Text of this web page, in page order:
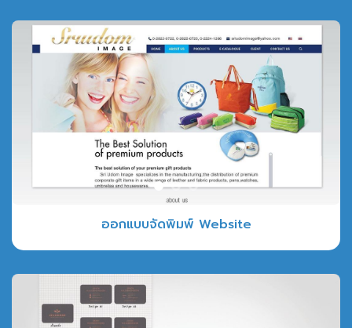
ออกแบบจัดพิมพ์ Website